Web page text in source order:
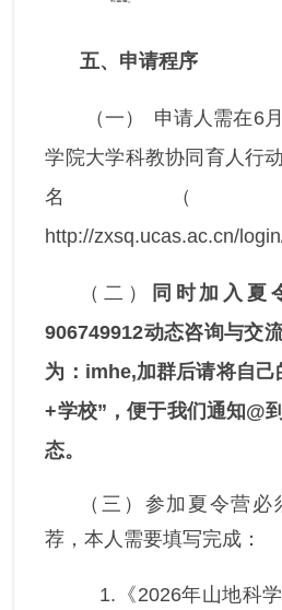
五、申请程序
（一）
申请人需在6
学院大学科教协同育人行
名（
http://zxsq.ucas.ac.cn/
（二） 同时加入夏
906749912动态咨询与交
为： imhe,加群后请将自
+学校” ，便于我们通知@
态。
（三）参加夏令营
荐，本人需要填写完成：
1.《2026年山地科